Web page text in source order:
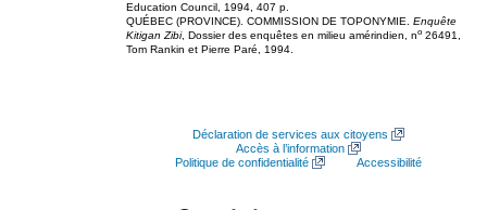
Education Council, 1994, 407 p.
QUÉBEC (PROVINCE). COMMISSION DE TOPONYMIE. Enquête
Kitigan Zibi, Dossier des enquêtes en milieu amérindien, no 26491,
Tom Rankin et Pierre Paré, 1994.
Déclaration de services aux citoyens
Accès à l’information
Politique de confidentialité
Accessibilité